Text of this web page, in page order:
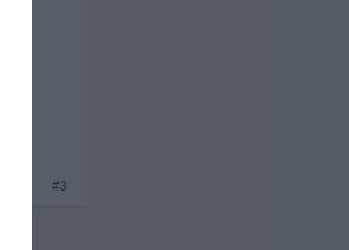
#3